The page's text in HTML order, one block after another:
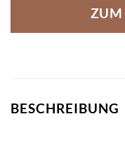
ZUM
BESCHREIBUNG